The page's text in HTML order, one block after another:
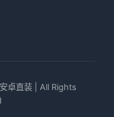
卓直装 | All Rights